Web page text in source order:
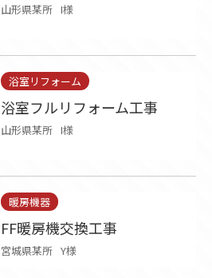
山形県某所 I様
浴室リフォーム
浴室フルリフォーム工事
山形県某所 I様
暖房機器
FF暖房機交換工事
宮城県某所 Y様